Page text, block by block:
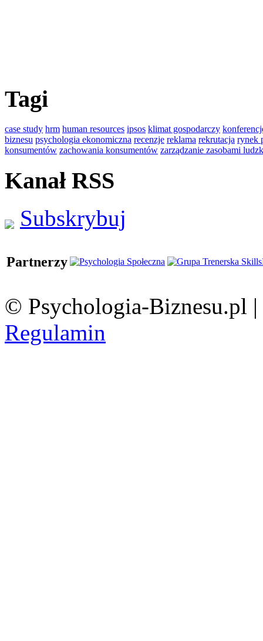
Tagi
case study hrm human resources ipsos klimat gospodarczy
biznesu psychologia ekonomiczna recenzje reklama rekrutacja rynek
konsumentów zachowania konsumentów zarządzanie zasobami
Kanał RSS
Subskrybuj
Partnerzy
© Psychologia-Biznesu.pl |
Regulamin